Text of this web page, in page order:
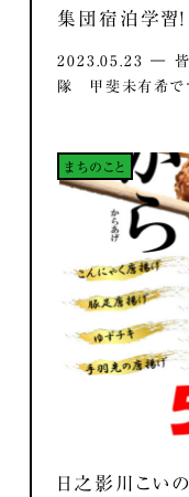
集団宿泊学習！
2023.05.23 ― 皆
隊 甲斐未有希で
まちのこと
日之影川こい